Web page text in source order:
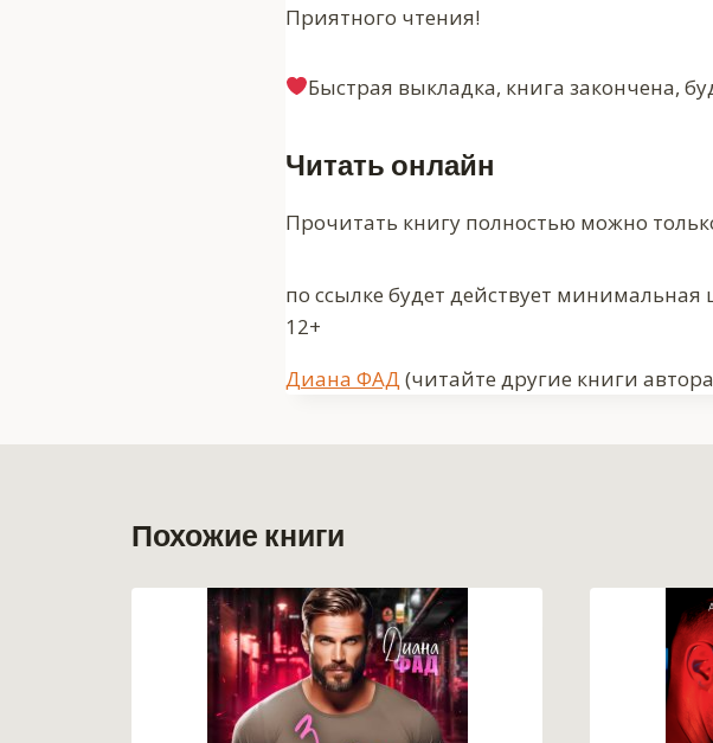
Приятного чтения!
‍Быстрая выкладка, книга закончена,
Читать онлайн
Прочитать книгу полностью можно
по ссылке будет действует минимальная
12+
Метки
Диана ФАД (читайте другие книги
Похожие книги